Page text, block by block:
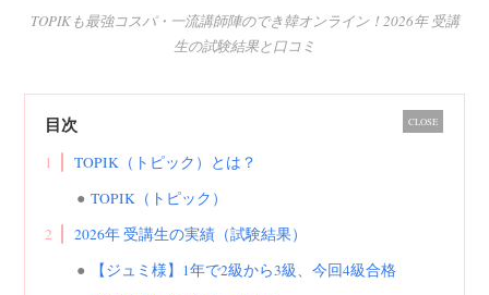
TOPIKも最強コスパ・一流講師陣のでき韓オンライン！2026年 受講
生の試験結果と口コミ
目次 CLOSE
1
TOPIK（トピック）とは？
TOPIK（トピック）
2
2026年 受講生の実績（試験結果）
【ジュミ様】1年で2級から3級、今回4級合格